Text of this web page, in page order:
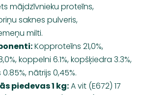
mājdzīvnieku proteīns,
saknes pulveris,
milti.
Kopproteīns 21,0%,
koppelni 6.1%, kopšķiedra 3.3%,
nātrijs 0,45%.
piedevas 1 kg:A vit (E672) 17